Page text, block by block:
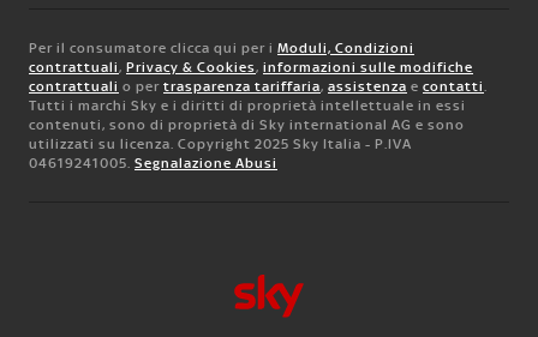
Per il consumatore clicca qui per i Moduli, Condizioni
contrattuali, Privacy & Cookies, informazioni sulle modifiche
contrattuali o per trasparenza tariffaria, assistenza e contatti.
Tutti i marchi Sky e i diritti di proprietà intellettuale in essi
contenuti, sono di proprietà di Sky international AG e sono
utilizzati su licenza. Copyright 2025 Sky Italia - P.IVA
04619241005. Segnalazione Abusi